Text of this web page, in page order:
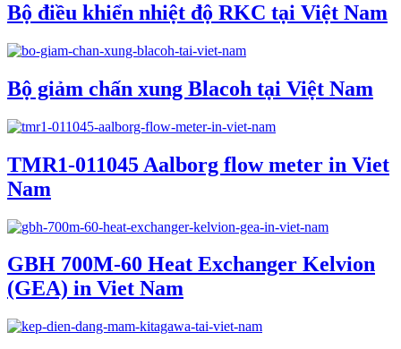
Bộ điều khiển nhiệt độ RKC tại Việt Nam
Bộ giảm chấn xung Blacoh tại Việt Nam
TMR1-011045 Aalborg flow meter in Viet
Nam
GBH 700M-60 Heat Exchanger Kelvion
(GEA) in Viet Nam